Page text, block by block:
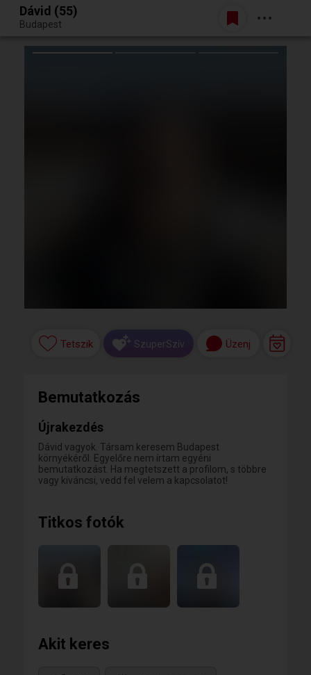
Egy jó randiból bármi lehet.
Belépés
Dávid (55)
Budapest
Tetszik SzuperSzív Üzenj
Bemutatkozás
Újrakezdés
Dávid vagyok. Társam keresem Budapest
környékéről. Egyelőre nem írtam egyéni
bemutatkozást. Ha megtetszett a profilom, s többre
vagy kíváncsi, vedd fel velem a kapcsolatot!
Titkos fotók
Akit keres